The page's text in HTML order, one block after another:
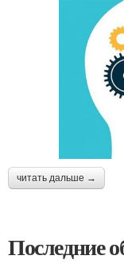
читать дальше →
Последние